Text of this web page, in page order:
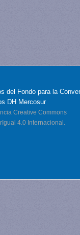
del Fondo para la
DH Mercosur
Creative Commons
4.0 Internacional.